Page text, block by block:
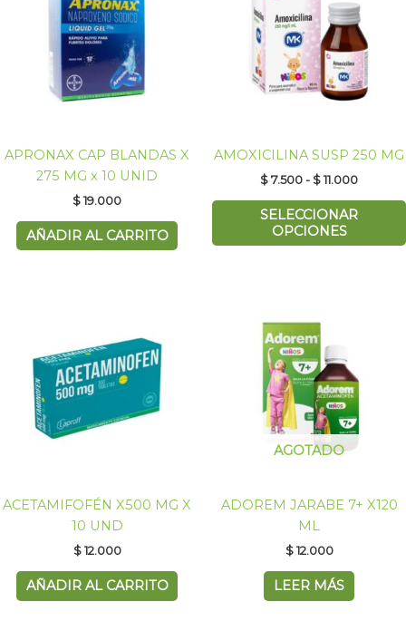
APRONAX CAP BLANDAS X
275 MG x 10 UNID
$19.000
AÑADIR AL CARRITO
AMOXICILINA SUSP 250 MG
$7.500- $11.000
$ 7.500
hasta
$ 11.000
SELECCIONAR
OPCIONES
ACETAMIFOFÉN X500 MG X
10 UND
$12.000
AÑADIR AL CARRITO
AGOTADO
ADOREM JARABE 7+ X120
ML
$12.000
LEER MÁS